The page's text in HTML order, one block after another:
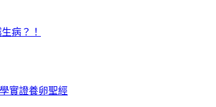
病？！
實證養卵聖經